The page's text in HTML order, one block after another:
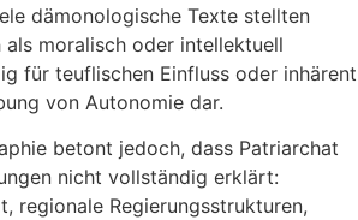
dämonologische Texte stellten
als moralisch oder intellektuell
für teuflischen Einfluss oder inhärent
von Autonomie dar.
betont jedoch, dass Patriarchat
nicht vollständig erklärt:
regionale Regierungsstrukturen,